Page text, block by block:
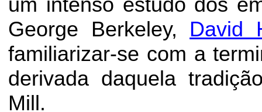
George Berkeley, David
familiarizar-se com a
derivada daquela
Mill.